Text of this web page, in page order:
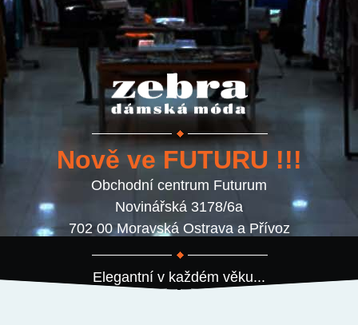
Nově ve FUTURU !!!
Obchodní centrum Futurum
Novinářská 3178/6a
702 00 Moravská Ostrava a Přívoz
Elegantní v každém věku...